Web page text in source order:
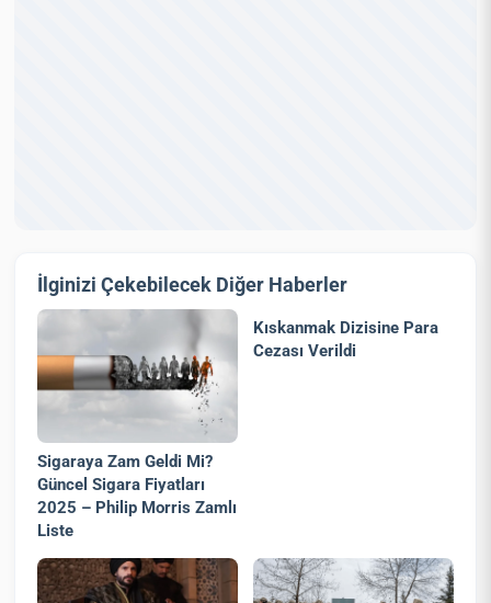
İlginizi Çekebilecek Diğer Haberler
Sigaraya Zam Geldi Mi?
Güncel Sigara Fiyatları
2025 – Philip Morris Zamlı
Liste
Kıskanmak Dizisine Para
Cezası Verildi